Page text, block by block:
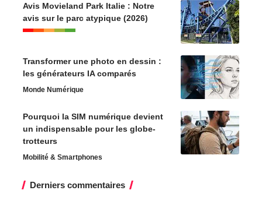
Avis Movieland Park Italie : Notre
avis sur le parc atypique (2026)
Transformer une photo en dessin :
les générateurs IA comparés
Monde Numérique
Pourquoi la SIM numérique devient
un indispensable pour les globe-
trotteurs
Mobilité & Smartphones
Derniers commentaires